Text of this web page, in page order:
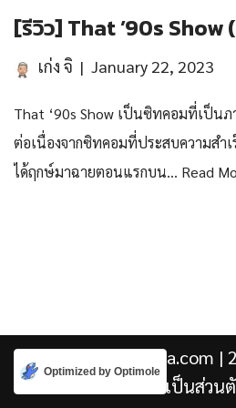
[รีวิว] That ’90s Show
เก่ง จิ January 22, 2023
That ‘90s Show เป็นซิทคอมที่เป็น
ต่อเนื่องจากซิทคอมที่ประสบความสำ
ได้ฤกษ์มาฉายตอนแรกบน… Read
Kengji.co & Punjira.com |
เป็นส่วน
Optimized by Optimole